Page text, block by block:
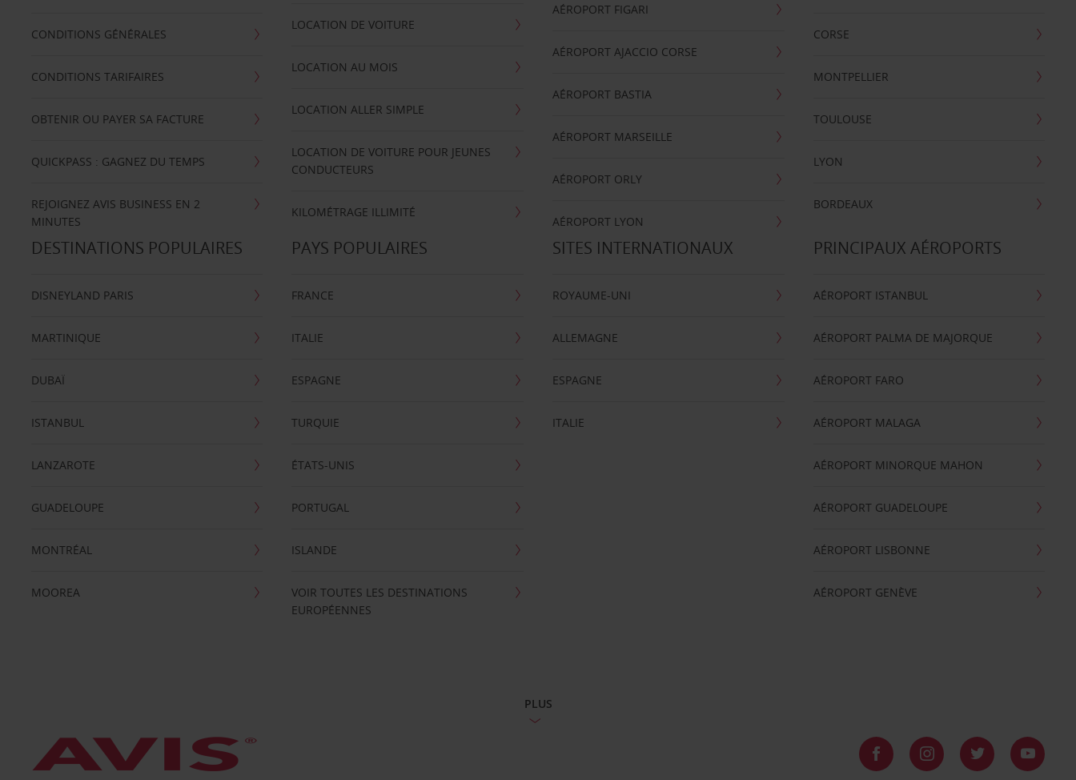
CONDITIONS GÉNÉRALES
CONDITIONS TARIFAIRES
OBTENIR OU PAYER SA FACTURE
QUICKPASS : GAGNEZ DU TEMPS
REJOIGNEZ AVIS BUSINESS EN 2
MINUTES
LOCATION DE VOITURE
LOCATION AU MOIS
LOCATION ALLER SIMPLE
LOCATION DE VOITURE POUR JEUNES
CONDUCTEURS
KILOMÉTRAGE ILLIMITÉ
AÉROPORT FIGARI
AÉROPORT AJACCIO CORSE
AÉROPORT BASTIA
AÉROPORT MARSEILLE
AÉROPORT ORLY
AÉROPORT LYON
CORSE
MONTPELLIER
TOULOUSE
LYON
BORDEAUX
DESTINATIONS POPULAIRES
DISNEYLAND PARIS
MARTINIQUE
DUBAÏ
ISTANBUL
LANZAROTE
GUADELOUPE
MONTRÉAL
MOOREA
PAYS POPULAIRES
FRANCE
ITALIE
ESPAGNE
TURQUIE
ÉTATS-UNIS
PORTUGAL
ISLANDE
VOIR TOUTES LES DESTINATIONS
EUROPÉENNES
SITES INTERNATIONAUX
ROYAUME-UNI
ALLEMAGNE
ESPAGNE
ITALIE
PRINCIPAUX AÉROPORTS
AÉROPORT ISTANBUL
AÉROPORT PALMA DE MAJORQUE
AÉROPORT FARO
AÉROPORT MALAGA
AÉROPORT MINORQUE MAHON
AÉROPORT GUADELOUPE
AÉROPORT LISBONNE
AÉROPORT GENÈVE
PLUS